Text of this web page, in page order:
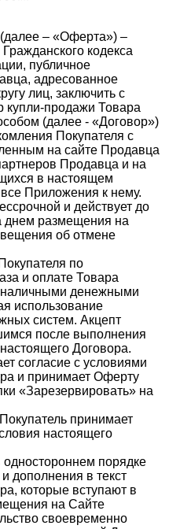
– «Оферта») –
кодекса
публичное
адресованное
лиц, заключить с
купли-продажи Товара
(далее - «Договор»)
Покупателя с
на сайте Продавца
Продавца и на
в настоящем
Приложения к нему.
и действует до
днем размещения на
об отмене
по
и оплате Товара
денежными
использование
систем. Акцепт
после выполнения
Договора.
согласие с условиями
и принимает Оферту
«Зарезервировать» на
принимает
настоящего
порядке
дополнения в текст
которые вступают в
на Сайте
своевременно